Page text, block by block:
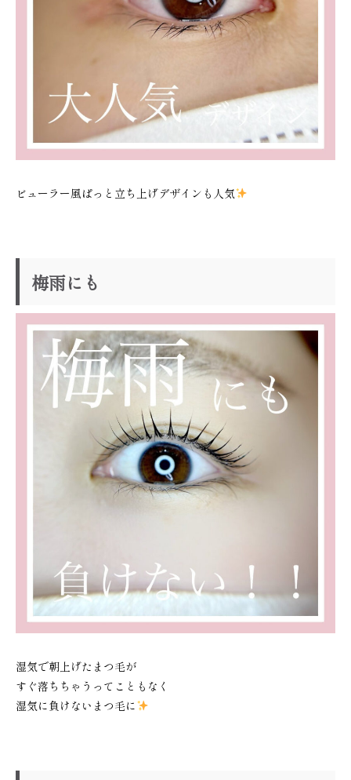
ビューラー風ぱっと立ち上げデザインも人気
梅雨にも
湿気で朝上げたまつ毛が
すぐ落ちちゃうってこともなく
湿気に負けないまつ毛に